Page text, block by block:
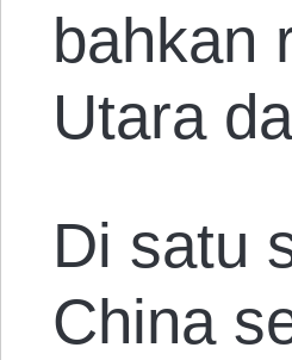
bahkan
Utara
Di satu
China